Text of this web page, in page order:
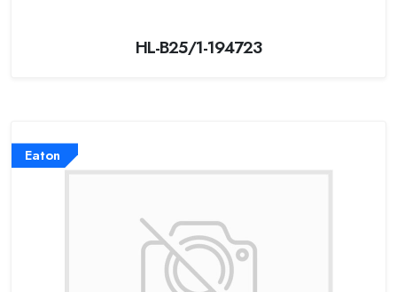
HL-B25/1-194723
Eaton